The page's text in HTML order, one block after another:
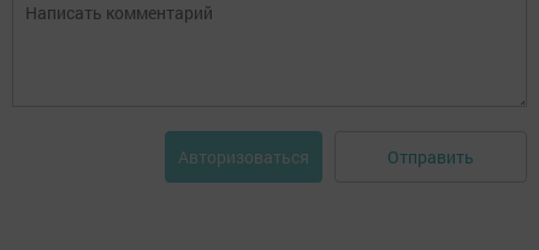
Авторизоваться Отправить